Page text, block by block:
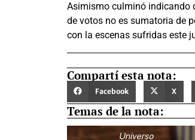
Asimismo culminó indicando
de votos no es sumatoria de
con la escenas sufridas este
Compartí esta nota:
Facebook X
Temas de la nota: